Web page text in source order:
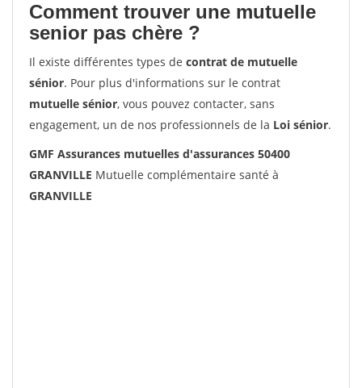
Comment trouver une mutuelle
senior pas chère ?
Il existe différentes types de contrat de mutuelle
sénior. Pour plus d'informations sur le contrat
mutuelle sénior, vous pouvez contacter, sans
engagement, un de nos professionnels de la Loi sénior.
GMF Assurances mutuelles d'assurances 50400
GRANVILLE Mutuelle complémentaire santé à
GRANVILLE